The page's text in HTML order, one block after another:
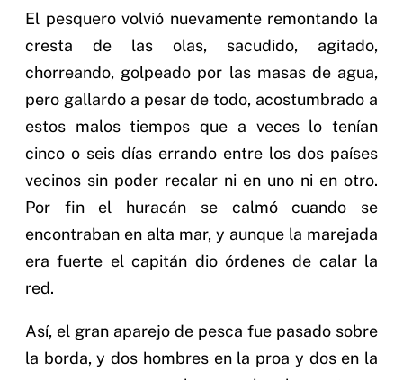
El pesquero volvió nuevamente remontando la
cresta de las olas, sacudido, agitado,
chorreando, golpeado por las masas de agua,
pero gallardo a pesar de todo, acostumbrado a
estos malos tiempos que a veces lo tenían
cinco o seis días errando entre los dos países
vecinos sin poder recalar ni en uno ni en otro.
Por fin el huracán se calmó cuando se
encontraban en alta mar, y aunque la marejada
era fuerte el capitán dio órdenes de calar la
red.
Así, el gran aparejo de pesca fue pasado sobre
la borda, y dos hombres en la proa y dos en la